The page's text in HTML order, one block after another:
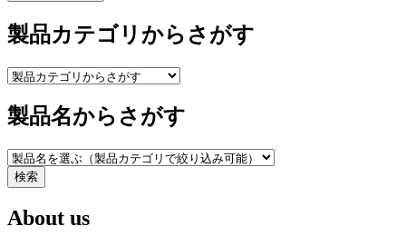
製品カテゴリからさがす
製品名からさがす
検索
About us